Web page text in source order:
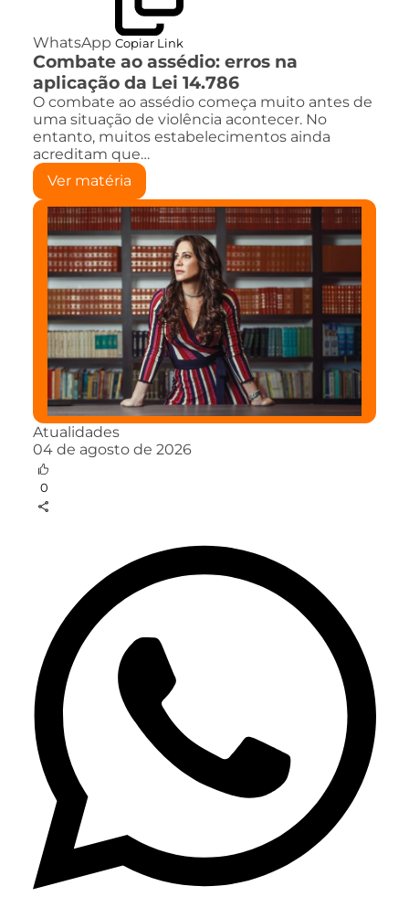
WhatsApp Copiar Link
Combate ao assédio: erros na
aplicação da Lei 14.786
O combate ao assédio começa muito antes de
uma situação de violência acontecer. No
entanto, muitos estabelecimentos ainda
acreditam que…
Ver matéria
Atualidades
04 de agosto de 2026
0